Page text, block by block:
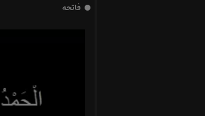
فاتحه